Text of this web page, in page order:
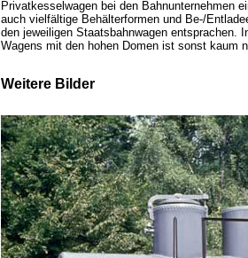
Privatkesselwagen bei den Bahnunternehmen
auch vielfältige Behälterformen und Be-/
den jeweiligen Staatsbahnwagen entsprachen.
Wagens mit den hohen Domen ist sonst kaum
Weitere Bilder